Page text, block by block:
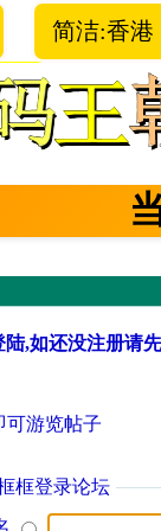
简洁:香港
,如还没注册请
可游览帖子
框登录论坛